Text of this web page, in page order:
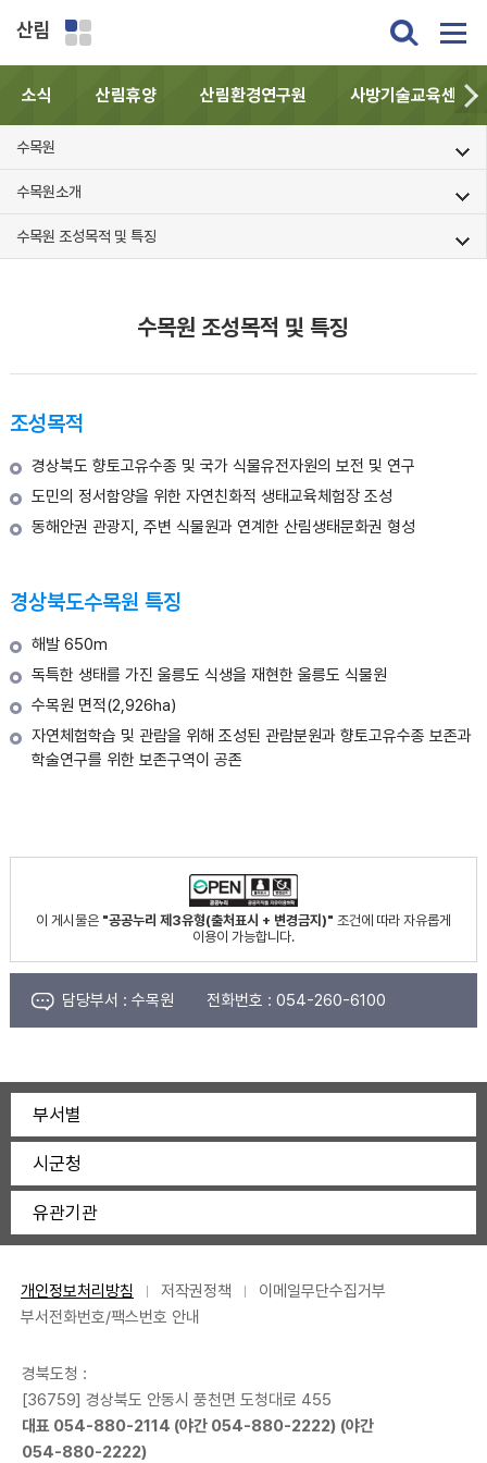
산림
소식 산림휴양 산림환경연구원 사방기술교육센터
수목원
수목원소개
수목원 조성목적 및 특징
수목원 조성목적 및 특징
조성목적
경상북도 향토고유수종 및 국가 식물유전자원의 보전 및 연구
도민의 정서함양을 위한 자연친화적 생태교육체험장 조성
동해안권 관광지, 주변 식물원과 연계한 산림생태문화권 형성
경상북도수목원 특징
해발 650m
독특한 생태를 가진 울릉도 식생을 재현한 울릉도 식물원
수목원 면적(2,926ha)
자연체험학습 및 관람을 위해 조성된 관람분원과 향토고유수종 보존과
학술연구를 위한 보존구역이 공존
이 게시물은 "공공누리 제3유형(출처표시 + 변경금지)" 조건에 따라 자유롭게
이용이 가능합니다.
담당부서 : 수목원 전화번호 : 054-260-6100
부서별
시군청
유관기관
개인정보처리방침 저작권정책
이메일무단수집거부
부서전화번호/팩스번호 안내
경북도청 :
[36759] 경상북도 안동시 풍천면 도청대로 455
대표 054-880-2114 (야간 054-880-2222) (야간
054-880-2222)